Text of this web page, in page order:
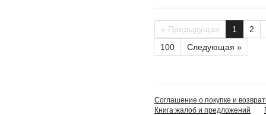
« Предыдущая 1
2
100
Следующая »
Соглашение о покупке и
Книга жалоб и предложений